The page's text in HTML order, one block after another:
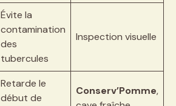
Évite la
contamination
des
tubercules
Inspection visuelle
Retarde le
début de
Conserv’Pomme,